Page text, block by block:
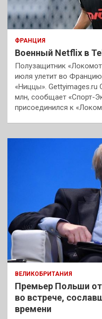
ФРАНЦИЯ
Военный Netflix в
Полузащитник
июля улетит во
«Ниццы». Gettyimages.ru
млн, сообщает «Спорт-
присоединился к
ВЕЛИКОБРИТАНИЯ
Премьер Польши
во встрече,
времени